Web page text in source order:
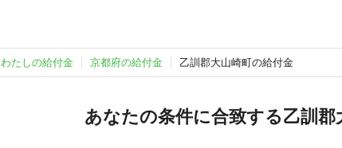
わたしの給付金 京都府の給付金 乙訓郡大山崎町の給付金
あなたの条件に合致する乙訓郡